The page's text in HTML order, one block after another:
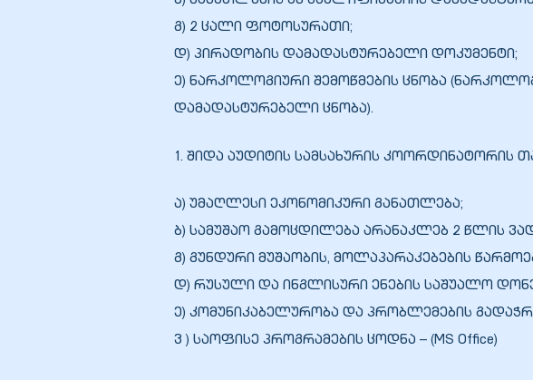
გ) 2 ცალი ფოტოსურათი;
დ) პირადობის დამადასტურებელი დოკუმენტი;
ე) ნარკოლოგიური შემოწმების ცნობა
დამადასტურებელი ცნობა).
1. შიდა აუდიტის სამსახურის კოორდინატორის
ა) უმაღლესი ეკონომიკური განათლება;
ბ) სამუშაო გამოცდილება არანაკლებ 2 წლის
გ) გუნდური მუშაობის, მოლაპარაკებების
დ) რუსული და ინგლისური ენების საშუალო
ე) კომუნიკაბელურობა და პრობლემების
ვ ) საოფისე პროგრამების ცოდნა – (MS Office)